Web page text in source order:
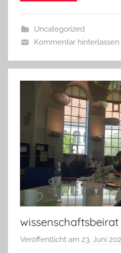
Uncategorized
Kommentar hinterlassen
Veröffentlicht am 23. Juni